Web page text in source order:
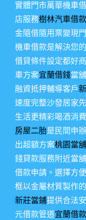
實體門市萬華機車
店服務樹林汽車借款
金隨借隨用票變現
機車借款是解決您
借貸條件設定都好
車方案宜蘭借錢當
融資抵押輔導客戶
速度完整沙發居家
生活更精彩喝酒消
房屋二胎是民間申
出超額方案桃園當舖
錢貸款服務附近當
借款申請。選擇方
框以金屬材質製作
新莊當鋪提供合法
元借款管道宜蘭借款